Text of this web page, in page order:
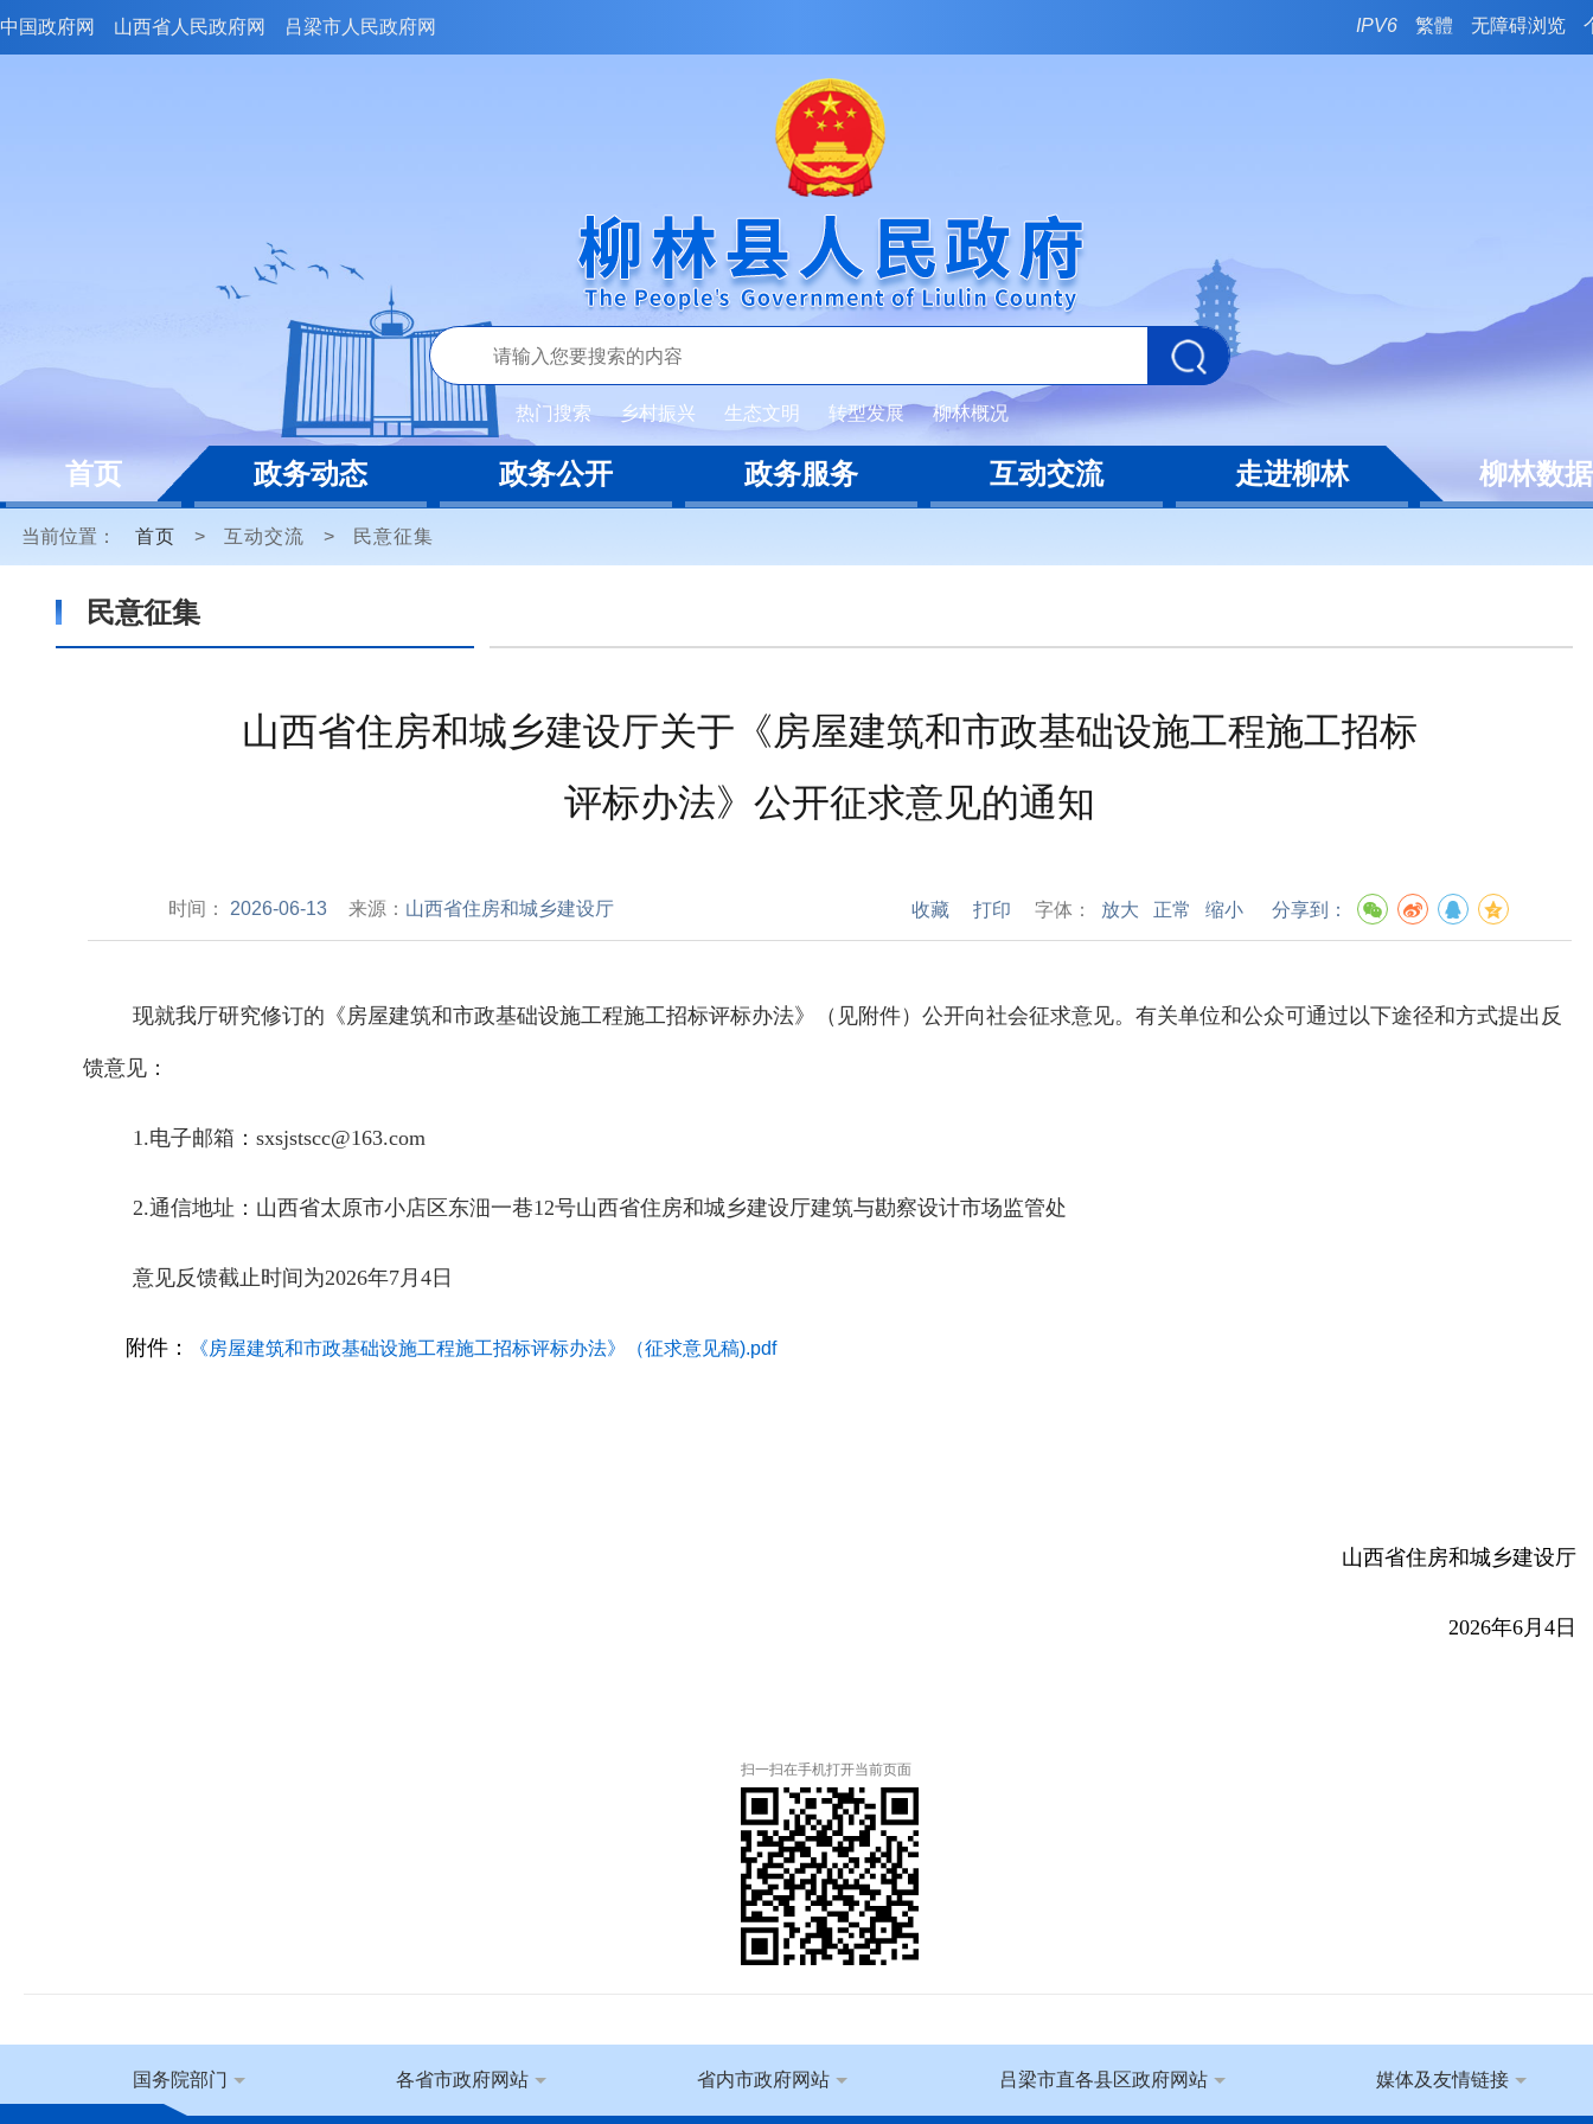
中国政府网 山西省人民政府网 吕梁市人民政府网 IPV6 繁體 无障碍浏览
热门搜索 乡村振兴 生态文明 转型发展 柳林概况
首页 政务动态 政务公开 政务服务 互动交流 走进柳林 柳林数据
当前位置： 首页 > 互动交流 > 民意征集
民意征集
山西省住房和城乡建设厅关于《房屋建筑和市政基础设施工程施工招标
评标办法》公开征求意见的通知
时间： 2026-06-13 来源： 山西省住房和城乡建设厅 收藏 打印 字体： 放大 正常 缩小 分享到：
现就我厅研究修订的《房屋建筑和市政基础设施工程施工招标评标办法》（见附件）公开向社会征求意见。有关单位和公众可通过以下途径和方式提出反
馈意见：
1.电子邮箱：sxsjstscc@163.com
2.通信地址：山西省太原市小店区东沺一巷12号山西省住房和城乡建设厅建筑与勘察设计市场监管处
意见反馈截止时间为2026年7月4日
附件： 《房屋建筑和市政基础设施工程施工招标评标办法》（征求意见稿).pdf
山西省住房和城乡建设厅
2026年6月4日
扫一扫在手机打开当前页面
国务院部门 各省市政府网站 省内市政府网站 吕梁市直各县区政府网站 媒体及友情链接